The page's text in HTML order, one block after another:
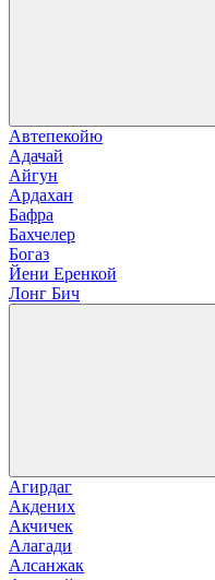
Автепекойю
Адачай
Айгун
Ардахан
Бафра
Бахчелер
Богаз
Йени Еренкой
Лонг Бич
Агирдаг
Акдених
Акчичек
Алагади
Алсанжак